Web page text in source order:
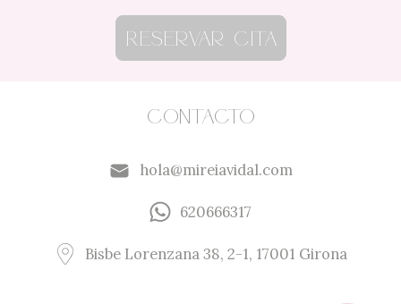
Reservar cita
Contacto
hola@mireiavidal.com
620666317
Bisbe Lorenzana 38, 2-1, 17001 Girona